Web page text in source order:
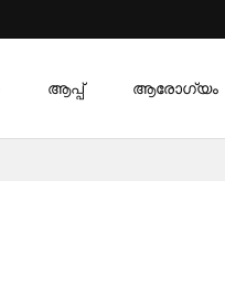
ആപ്പ് ആരോഗ്യം